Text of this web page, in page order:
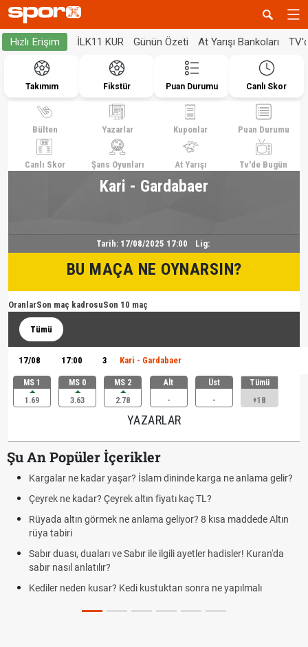
Hızlı Erişim İLK11 KUR Günün Özeti At Yarışı Bankoları
Takımım Fikstür Puan Durumu Canlı Skor
Bülten Yazarlar Kuponlar Puan Durumu
Canlı Skor Şans Oyunları At Yarışı Tv'de Bugün
Kari - Gardabaer
Tarih: 17/08/2025 17:00 Lig:
BU MAÇA NE OYNARSIN?
OranlarSon maç kadrosuSon 10 maç
Tümü
17/08 17:00 3 Kari - Gardabaer
MS 1
1.69
MS 0
3.63
MS 2
2.78
Alt
-
Üst
-
Tümü
+18
YAZARLAR
Şu An Popüler İçerikler
Kargalar ne kadar yaşar? İslam dininde karga ne anlama gelir?
Çeyrek ne kadar? Çeyrek altın fiyatı kaç TL?
Rüyada altın görmek ne anlama geliyor? 8 kısa maddede Altın
rüya tabiri
Sabır duası, duaları ve Sabır ile ilgili ayetler hadisler! Kuran'da
sabır nasıl anlatılır?
Kediler neden kusar? Kedi kustuktan sonra ne yapılmalı